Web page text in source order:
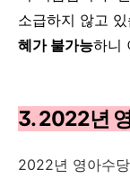
소급하지 않고
혜가 불가능하니
3. 2022년
2022년 영아수